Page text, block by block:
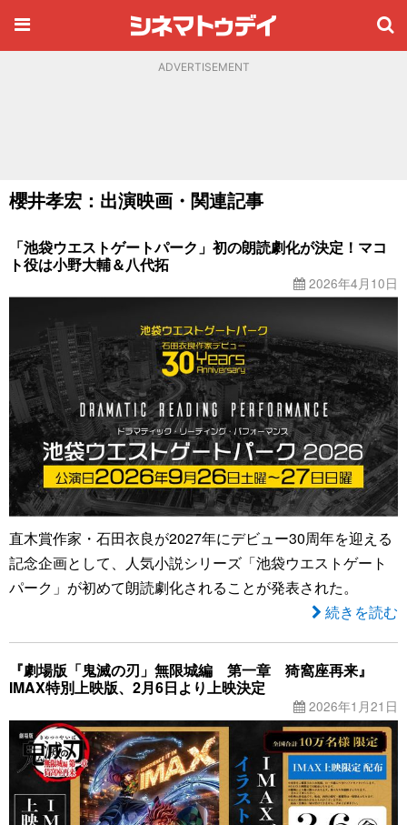
ADVERTISEMENT
櫻井孝宏：出演映画・関連記事
「池袋ウエストゲートパーク」初の朗読劇化が決定！マコ
ト役は小野大輔＆八代拓
2026年4月10日
直木賞作家・石田衣良が2027年にデビュー30周年を迎える
記念企画として、人気小説シリーズ「池袋ウエストゲート
パーク」が初めて朗読劇化されることが発表された。
続きを読む
『劇場版「鬼滅の刃」無限城編 第一章 猗窩座再来』
IMAX特別上映版、2月6日より上映決定
2026年1月21日